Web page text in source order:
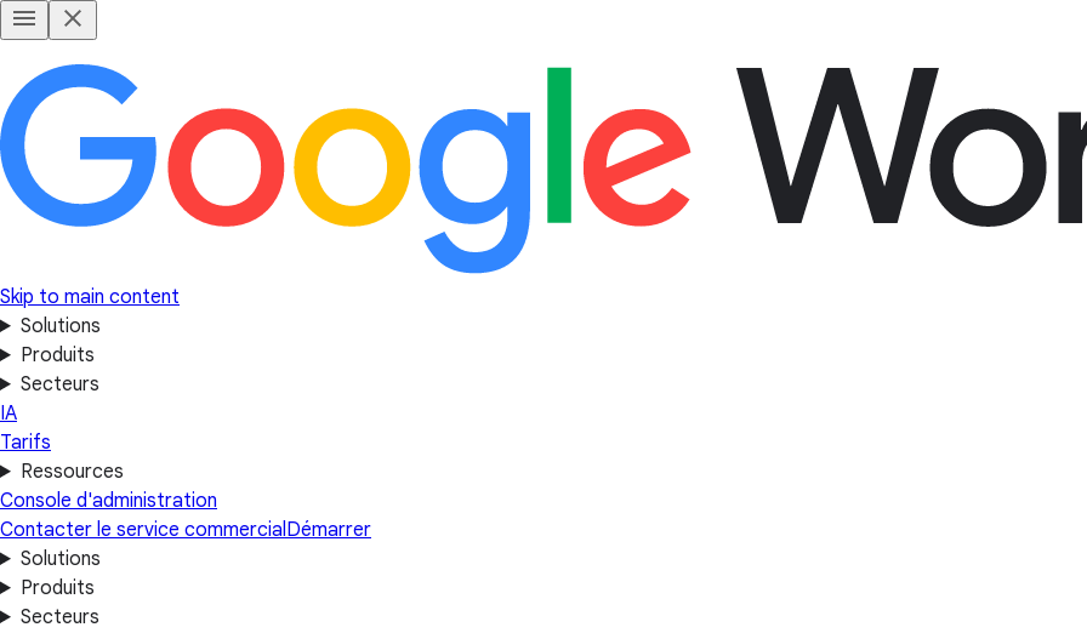
Skip to main content
Solutions
Produits
Secteurs
IA
Tarifs
Ressources
Console d'administration
Contacter le service commercialDémarrer
Solutions
Produits
Secteurs